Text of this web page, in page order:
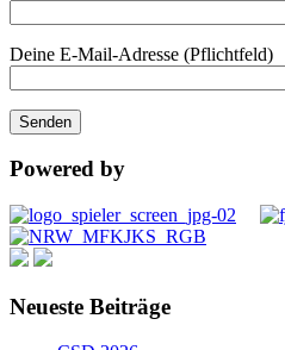
Deine E-Mail-Adresse (Pflichtfeld)
Powered by
Neueste Beiträge